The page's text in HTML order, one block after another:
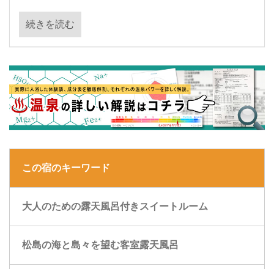
続きを読む
この宿のキーワード
大人のための露天風呂付きスイートルーム
松島の海と島々を望む客室露天風呂